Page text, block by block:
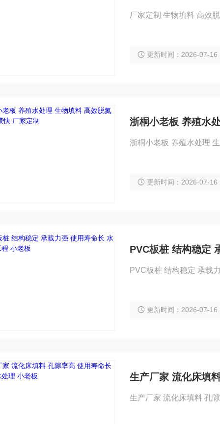
厂家定制 生物填料 高效
更新时间：2026-07-16
浙桐小老板 养殖水
浙桐小老板 养殖水处理
更新时间：2026-07-16
PVC板桩 结构稳定
PVC板桩 结构稳定 承载
更新时间：2026-07-16
生产厂家 流化床填
生产厂家 流化床填料 孔